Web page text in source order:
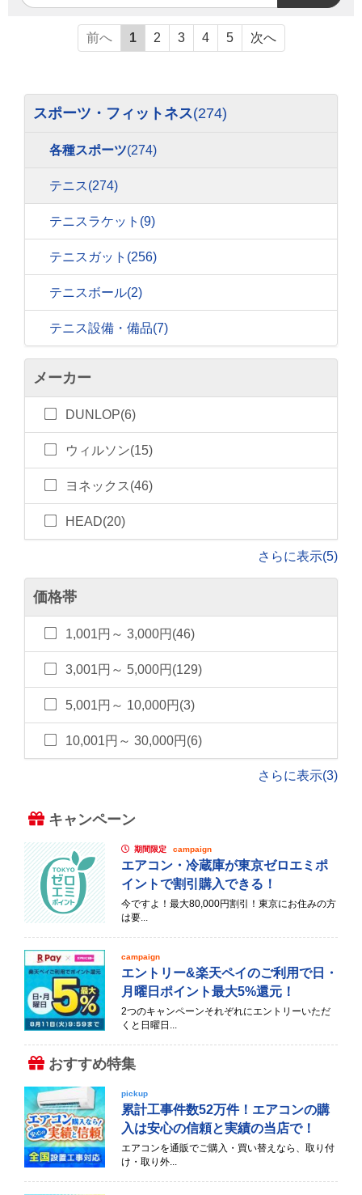
前へ 1 2 3 4 5 次へ
スポーツ・フィットネス(274)
各種スポーツ(274)
テニス(274)
テニスラケット (9)
テニスガット (256)
テニスボール(2)
テニス設備・備品(7)
メーカー
DUNLOP(6)
ウィルソン(15)
ヨネックス(46)
HEAD(20)
さらに表示(5)
価格帯
1,001円～ 3,000円(46)
3,001円～ 5,000円(129)
5,001円～ 10,000円(3)
10,001円～ 30,000円(6)
さらに表示(3)
キャンペーン
期間限定 campaign
エアコン・冷蔵庫が東京ゼロエミポ
イントで割引購入できる！
今ですよ！最大80,000円割引！東京にお住みの方
は要...
campaign
エントリー&楽天ペイのご利用で日・
月曜日ポイント最大5%還元！
2つのキャンペーンそれぞれにエントリーいただ
くと日曜日...
おすすめ特集
pickup
累計工事件数52万件！エアコンの購
入は安心の信頼と実績の当店で！
エアコンを通販でご購入・買い替えなら、取り付
け・取り外...